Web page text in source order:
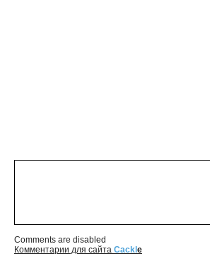
Comments are disabled
Комментарии для сайта Cackl e